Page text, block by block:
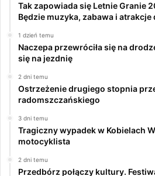
Tak zapowiada się Letnie Granie
Będzie muzyka, zabawa i atrakcje
1 dzień temu
Naczepa przewróciła się na
się na jezdnię
2 dni temu
Ostrzeżenie drugiego stopnia
radomszczańskiego
3 dni temu
Tragiczny wypadek w Kobielach
motocyklista
2 dni temu
Przedbórz połączy kultury.